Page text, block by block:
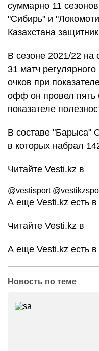
суммарно 11
"Сибирь" и
Казахстана
В сезоне 2021/22 на
31 матч
очков при
офф он провел пять
показателе
В составе "Барыса"
в которых набрал
Читайте Vesti.kz в
@vestisport
А еще Vesti.kz есть в
Читайте Vesti.kz в
А еще Vesti.kz есть в
Новость по теме